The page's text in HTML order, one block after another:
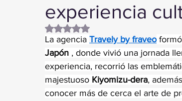
experiencia
Obtuvo NaN de 5 estrellas.
La agencia Travely by fraveo
Japón , donde vivió una jornada
experiencia, recorrió las
majestuoso Kiyomizu-dera,
conocer más de cerca el arte de